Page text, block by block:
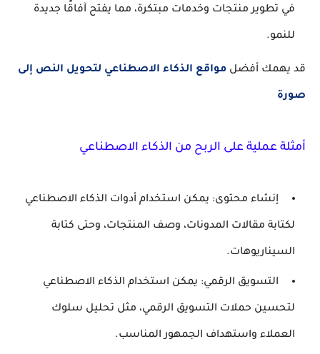
في تطوير منتجات وخدمات مبتكرة، مما يفتح آفاقًا جديدة
للنمو.
قد يهمك أفضل مواقع الذكاء الاصطناعي لتحويل النص إلى
صورة
أمثلة عملية على الربح من الذكاء الاصطناعي
إنشاء محتوى: يمكن استخدام أدوات الذكاء الاصطناعي
لكتابة مقالات المدونات، وصف المنتجات، وحتى كتابة
السيناريوهات.
التسويق الرقمي: يمكن استخدام الذكاء الاصطناعي
لتحسين حملات التسويق الرقمي، مثل تحليل سلوك
العملاء واستهداف الجمهور المناسب.